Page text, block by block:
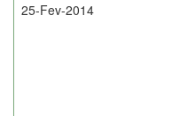
25-Fev-2014